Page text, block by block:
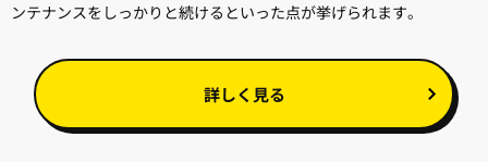
ンテナンスをしっかりと続けるといった点が挙げられます。
詳しく見る